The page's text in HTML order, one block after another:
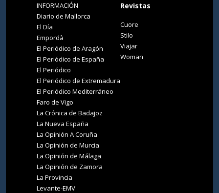
INFORMACIÓN
Diario de Mallorca
El Día
Empordà
El Periódico de Aragón
El Periódico de España
El Periódico
El Periódico de Extremadura
El Periódico Mediterráneo
Faro de Vigo
La Crónica de Badajoz
La Nueva España
La Opinión A Coruña
La Opinión de Murcia
La Opinión de Málaga
La Opinión de Zamora
La Provincia
Levante-EMV
Revistas
Cuore
Stilo
Viajar
Woman